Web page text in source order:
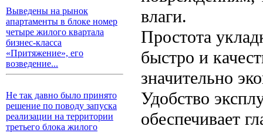
Выведены на рынок
апартаменты в блоке номер
четыре жилого квартала
бизнес-класса
«Притяжение», его
возведение...
Не так давно было принято
решение по поводу запуска
реализации на территории
третьего блока жилого
влаги.
Простота
быстро и
значительно
Удобство
обеспечивает